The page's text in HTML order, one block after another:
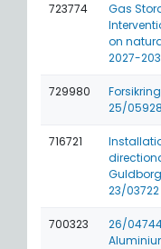
723774
Gas
on
2027-
729980
25/05928
716721
23/03722
700323
26/